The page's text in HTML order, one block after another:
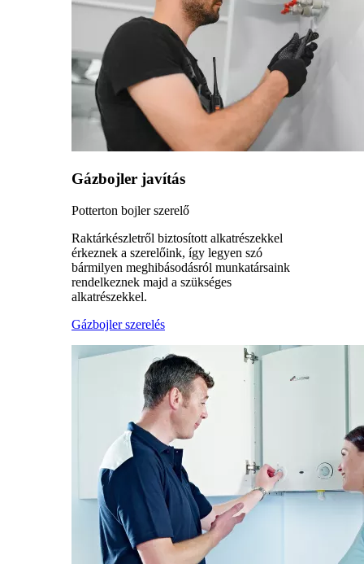
Gázbojler javítás
Potterton bojler szerelő
Raktárkészletről biztosított alkatrészekkel
érkeznek a szerelőink, így legyen szó
bármilyen meghibásodásról munkatársaink
rendelkeznek majd a szükséges
alkatrészekkel.
Gázbojler szerelés